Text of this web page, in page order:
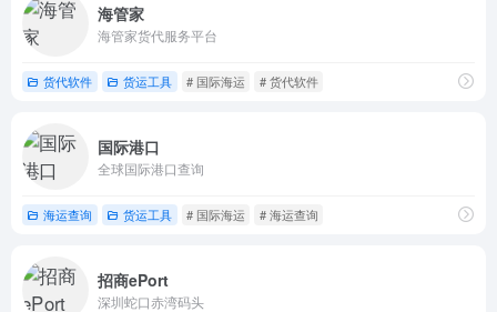
海管家
海管家货代服务平台
货代软件 货运工具 # 国际海运 # 货代软件
国际港口
全球国际港口查询
海运查询 货运工具 # 国际海运 # 海运查询
招商ePort
深圳蛇口赤湾码头